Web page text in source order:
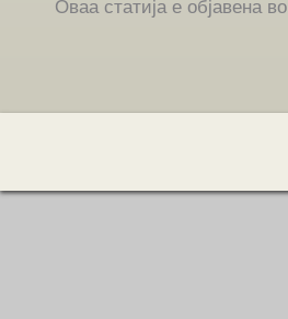
Оваа статија е објавена во